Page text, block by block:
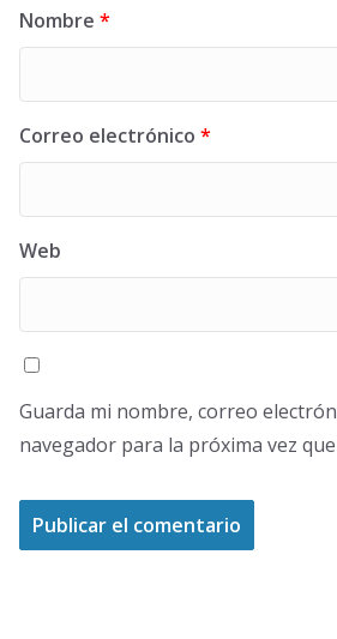
Nombre *
Correo electrónico *
Web
Guarda mi nombre, correo
navegador para la próxima vez